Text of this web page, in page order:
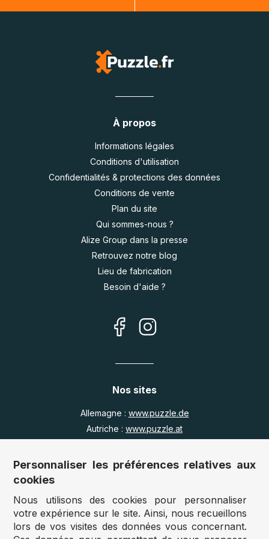
À propos
Informations légales
Conditions d'utilisation
Confidentialités & protections des données
Conditions de vente
Plan du site
Qui sommes-nous ?
Alize Group dans la presse
Retrouvez notre blog
Lieu de fabrication
Besoin d'aide ?
Nos sites
Allemagne : www.puzzle.de
Autriche : www.puzzle.at
Royaume Uni :
www.jigsawpuzzle.co.uk
Accès revendeurs / détaillants
Vous avez un magasin ?
Personnaliser les préférences relatives aux
cookies
Nous utilisons des cookies pour personnaliser
votre expérience sur le site. Ainsi, nous recueillons
lors de vos visites des données vous concernant.